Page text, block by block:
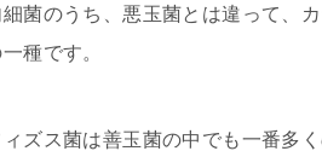
細菌のうち、悪玉菌とは違って、
種です。
ィズス菌は善玉菌の中でも一番多